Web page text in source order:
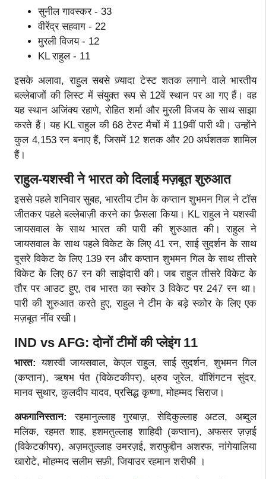
सुनील गावस्कर - 33
वीरेंद्र सहवाग - 22
मुरली विजय - 12
KL राहुल - 11
इसके अलावा, राहुल सबसे ज़्यादा टेस्ट शतक लगाने वाले भारतीय
बल्लेबाजों की लिस्ट में संयुक्त रूप से 12वें स्थान पर आ गए हैं। वह
यह स्थान अजिंक्य रहाणे, रोहित शर्मा और मुरली विजय के साथ साझा
करते हैं। यह KL राहुल की 68 टेस्ट मैचों में 119वीं पारी थी। उन्होंने
कुल 4,153 रन बनाए हैं, जिसमें 12 शतक और 20 अर्धशतक शामिल
हैं।
राहुल-यशस्वी ने भारत को दिलाई मज़बूत शुरुआत
इससे पहले शनिवार सुबह, भारतीय टीम के कप्तान शुभमन गिल ने टॉस
जीतकर पहले बल्लेबाज़ी करने का फ़ैसला किया। KL राहुल ने यशस्वी
जायसवाल के साथ भारत की पारी की शुरुआत की। राहुल ने
जायसवाल के साथ पहले विकेट के लिए 41 रन, साई सुदर्शन के साथ
दूसरे विकेट के लिए 139 रन और कप्तान शुभमन गिल के साथ तीसरे
विकेट के लिए 67 रन की साझेदारी की। जब राहुल तीसरे विकेट के
तौर पर आउट हुए, तब भारत का स्कोर 3 विकेट पर 247 रन था।
पारी की शुरुआत करते हुए, राहुल ने टीम के बड़े स्कोर के लिए एक
मज़बूत नींव रखी।
IND vs AFG: दोनों टीमों की प्लेइंग 11
भारत:यशस्वी जायसवाल, केएल राहुल, साई सुदर्शन, शुभमन गिल
(कप्तान), ऋषभ पंत (विकेटकीपर), ध्रुव जुरेल, वॉशिंगटन सुंदर,
मानव सुथार, कुलदीप यादव, प्रसिद्ध कृष्णा, मोहम्मद सिराज।
अफगानिस्तान:
रहमानुल्लाह गुरबाज़, सेदिकुल्लाह अटल, अब्दुल
मलिक, रहमत शाह, हशमतुल्लाह शाहिदी (कप्तान), अफसर ज़ज़ई
(विकेटकीपर), अज़मतुल्लाह उमरज़ई, शराफुद्दीन अशरफ, नांगेयालिया
खारोटे, मोहम्मद सलीम सफ़ी, जियाउर रहमान शरीफी ।